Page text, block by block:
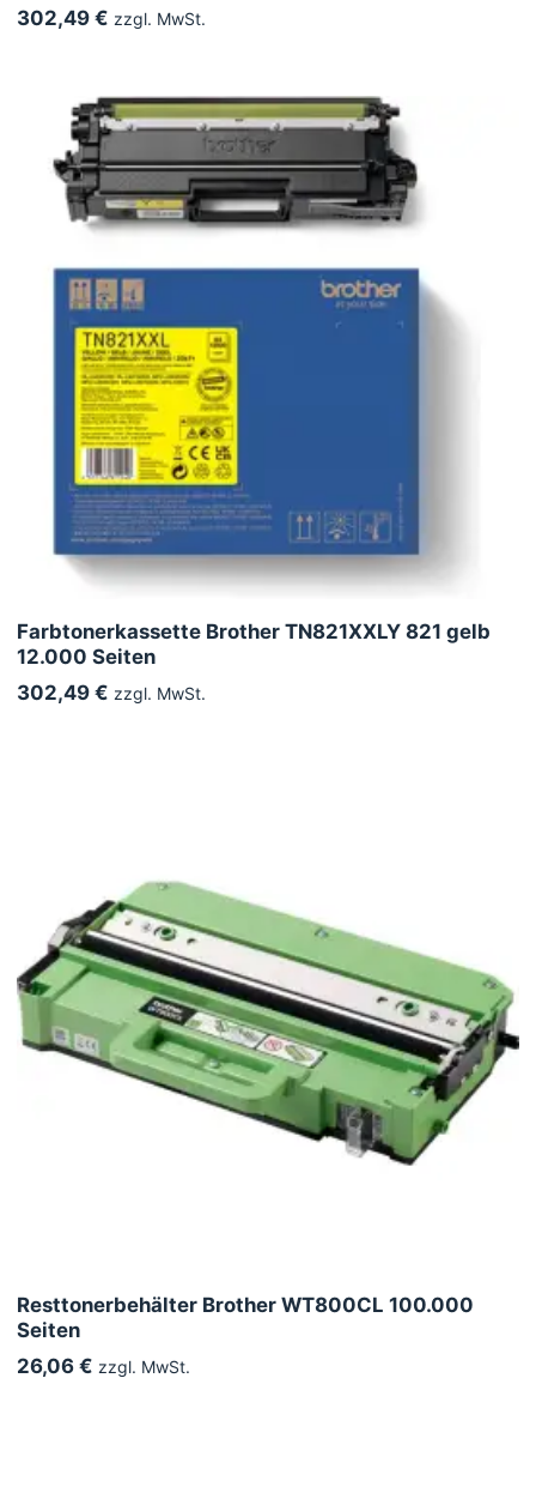
302,49 € zzgl. MwSt.
Farbtonerkassette Brother TN821XXLY 821 gelb
12.000 Seiten
302,49 € zzgl. MwSt.
Resttonerbehälter Brother WT800CL 100.000
Seiten
26,06 € zzgl. MwSt.